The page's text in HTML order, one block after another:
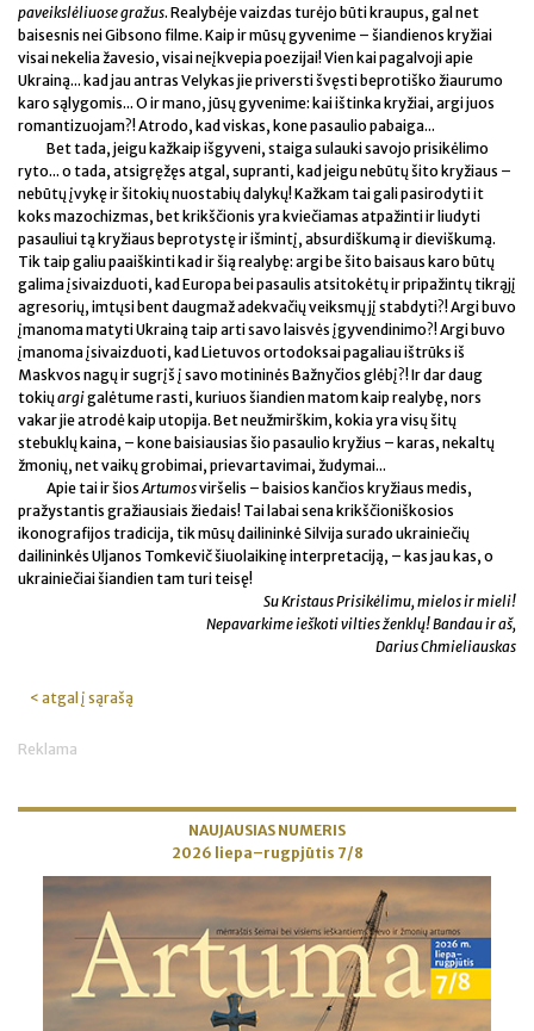
paveikslėliuose gražus. Realybėje vaizdas turėjo būti kraupus, gal net
baisesnis nei Gibsono filme. Kaip ir mūsų gyvenime – šiandienos kryžiai
visai nekelia žavesio, visai neįkvepia poezijai! Vien kai pagalvoji apie
Ukrainą... kad jau antras Velykas jie priversti švęsti beprotiško žiaurumo
karo sąlygomis... O ir mano, jūsų gyvenime: kai ištinka kryžiai, argi juos
romantizuojam?! Atrodo, kad viskas, kone pasaulio pabaiga...
Bet tada, jeigu kažkaip išgyveni, staiga sulauki savojo prisikėlimo
ryto... o tada, atsigręžęs atgal, supranti, kad jeigu nebūtų šito kryžiaus –
nebūtų įvykę ir šitokių nuostabių dalykų! Kažkam tai gali pasirodyti it
koks mazochizmas, bet krikščionis yra kviečiamas atpažinti ir liudyti
pasauliui tą kryžiaus beprotystę ir išmintį, absurdiškumą ir dieviškumą.
Tik taip galiu paaiškinti kad ir šią realybę: argi be šito baisaus karo būtų
galima įsivaizduoti, kad Europa bei pasaulis atsitokėtų ir pripažintų tikrąjį
agresorių, imtųsi bent daugmaž adekvačių veiksmų jį stabdyti?! Argi buvo
įmanoma matyti Ukrainą taip arti savo laisvės įgyvendinimo?! Argi buvo
įmanoma įsivaizduoti, kad Lietuvos ortodoksai pagaliau ištrūks iš
Maskvos nagų ir sugrįš į savo motininės Bažnyčios glėbį?! Ir dar daug
tokiųargigalėtume rasti, kuriuos šiandien matom kaip realybę, nors
vakar jie atrodė kaip utopija. Bet neužmirškim, kokia yra visų šitų
stebuklų kaina, – kone baisiausias šio pasaulio kryžius – karas, nekaltų
žmonių, net vaikų grobimai, prievartavimai, žudymai...
Apie tai ir šios Artumosviršelis – baisios kančios kryžiaus medis,
pražystantis gražiausiais žiedais! Tai labai sena krikščioniškosios
ikonografijos tradicija, tik mūsų dailininkė Silvija surado ukrainiečių
dailininkės Uljanos Tomkevič šiuolaikinę interpretaciją, – kas jau kas, o
ukrainiečiai šiandien tam turi teisę!
Su Kristaus Prisikėlimu, mielos ir mieli!
Nepavarkime ieškoti vilties ženklų! Bandau ir aš,
Darius Chmieliauskas
< atgal į sąrašą
Reklama
NAUJAUSIAS NUMERIS
2026 liepa–rugpjūtis 7/8